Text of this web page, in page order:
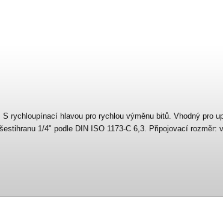
rychloupínací hlavou pro rychlou výměnu bitů. Vhodný pro
1/4" podle DIN ISO 1173-C 6,3. Připojovací rozměr: